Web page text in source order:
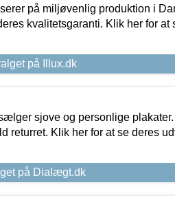
på miljøvenlig produktion i
kvalitetsgaranti. Klik her for at
på Illux.dk
sjove og personlige
returret. Klik her for at se deres
på Dialægt.dk